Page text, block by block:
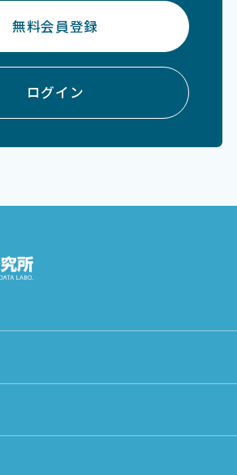
無料会員登録
ログイン